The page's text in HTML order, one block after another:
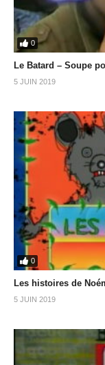
0
Le Batard – Soupe
5 JUIN 2019
0
Les histoires de
5 JUIN 2019